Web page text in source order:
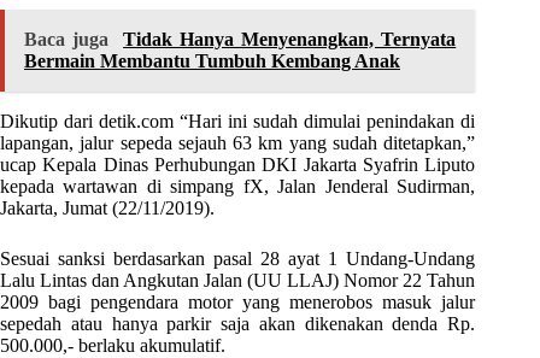
Baca juga
Tidak Hanya Menyenangkan, Ternyata
Bermain Membantu Tumbuh Kembang Anak
Dikutip dari detik.com “Hari ini sudah dimulai penindakan di
lapangan, jalur sepeda sejauh 63 km yang sudah ditetapkan,”
ucap Kepala Dinas Perhubungan DKI Jakarta Syafrin Liputo
kepada wartawan di simpang fX, Jalan Jenderal Sudirman,
Jakarta, Jumat (22/11/2019).
Sesuai sanksi berdasarkan pasal 28 ayat 1 Undang-Undang
Lalu Lintas dan Angkutan Jalan (UU LLAJ) Nomor 22 Tahun
2009 bagi pengendara motor yang menerobos masuk jalur
sepedah atau hanya parkir saja akan dikenakan denda Rp.
500.000,- berlaku akumulatif.